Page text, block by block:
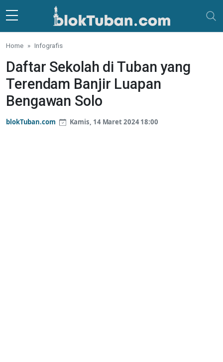
Skip to main content
Home Infografis
Daftar Sekolah di Tuban yang
Terendam Banjir Luapan
Bengawan Solo
blokTuban.com Kamis, 14 Maret 2024 18:00